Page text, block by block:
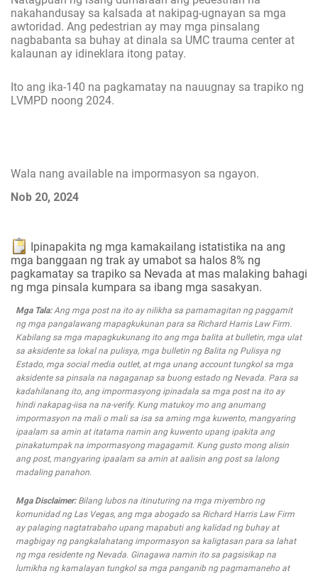
nakahandusay sa kalsada at nakipag-ugnayan sa mga
awtoridad. Ang pedestrian ay may mga pinsalang
nagbabanta sa buhay at dinala sa UMC trauma center at
kalaunan ay idineklara itong patay.
Ito ang ika-140 na pagkamatay na nauugnay sa trapiko ng
LVMPD noong 2024.
Wala nang available na impormasyon sa ngayon.
Nob 20, 2024
Ipinapakita ng mga kamakailang istatistika na ang
mga banggaan ng trak ay umabot sa halos 8% ng
pagkamatay sa trapiko sa Nevada at mas malaking bahagi
ng mga pinsala kumpara sa ibang mga sasakyan.
Mga Tala:Ang mga post na ito ay nilikha sa pamamagitan ng paggamit
ng mga pangalawang mapagkukunan para sa Richard Harris Law Firm.
Kabilang sa mga mapagkukunang ito ang mga balita at bulletin, mga ulat
sa aksidente sa lokal na pulisya, mga bulletin ng Balita ng Pulisya ng
Estado, mga social media outlet, at mga unang account tungkol sa mga
aksidente sa pinsala na nagaganap sa buong estado ng Nevada. Para sa
kadahilanang ito, ang impormasyong ipinadala sa mga post na ito ay
hindi nakapag-iisa na na-verify. Kung matukoy mo ang anumang
impormasyon na mali o mali sa isa sa aming mga kuwento, mangyaring
ipaalam sa amin at itatama namin ang kuwento upang ipakita ang
pinakatumpak na impormasyong magagamit. Kung gusto mong alisin
ang post, mangyaring ipaalam sa amin at aalisin ang post sa lalong
madaling panahon.
Mga Disclaimer:Bilang lubos na itinuturing na mga miyembro ng
komunidad ng Las Vegas, ang mga abogado sa Richard Harris Law Firm
ay palaging nagtatrabaho upang mapabuti ang kalidad ng buhay at
magbigay ng pangkalahatang impormasyon sa kaligtasan para sa lahat
ng mga residente ng Nevada. Ginagawa namin ito sa pagsisikap na
lumikha ng kamalayan tungkol sa mga panganib ng pagmamaneho at